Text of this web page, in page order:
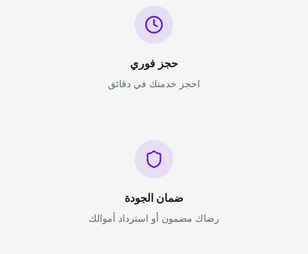
حجز فوري
احجز خدمتك في دقائق
ضمان الجودة
رضاك مضمون أو استرداد أموالك